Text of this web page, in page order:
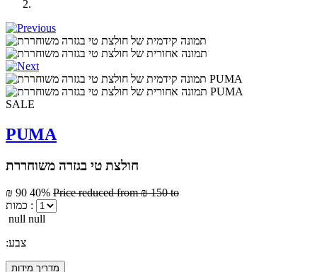
SALE
PUMA
חולצת טי בגזרה משוחררת
₪ 90 40% Price reduced from₪ 150 to
כמות :
null null
:צבע
מדריך מידות